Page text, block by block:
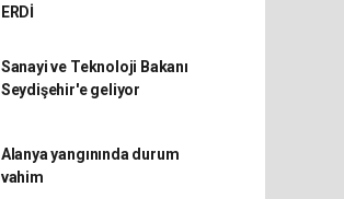
ERDİ
Sanayi ve Teknoloji Bakanı
Seydişehir'e geliyor
Alanya yangınında durum
vahim